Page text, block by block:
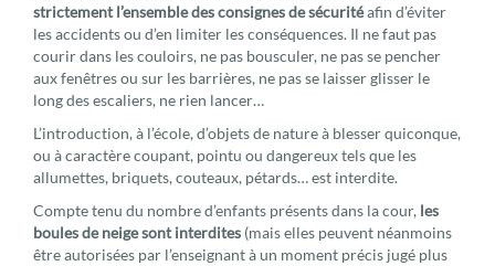
strictement l’ensemble des consignes de sécuritéafin d’éviter
les accidents ou d’en limiter les conséquences. Il ne faut pas
courir dans les couloirs, ne pas bousculer, ne pas se pencher
aux fenêtres ou sur les barrières, ne pas se laisser glisser le
long des escaliers, ne rien lancer…
L’introduction, à l’école, d’objets de nature à blesser quiconque,
ou à caractère coupant, pointu ou dangereux tels que les
allumettes, briquets, couteaux, pétards… est interdite.
Compte tenu du nombre d’enfants présents dans la cour, les
boules de neige sont interdites (mais elles peuvent néanmoins
être autorisées par l’enseignant à un moment précis jugé plus